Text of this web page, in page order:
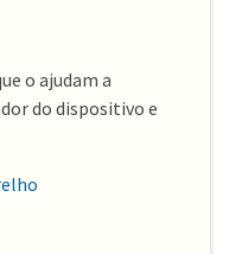
o ajudam a
do dispositivo e